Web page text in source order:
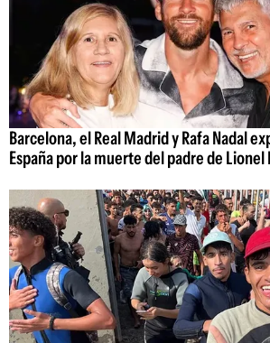
Barcelona, el Real Madrid y Rafa Nadal
España por la muerte del padre de Lionel